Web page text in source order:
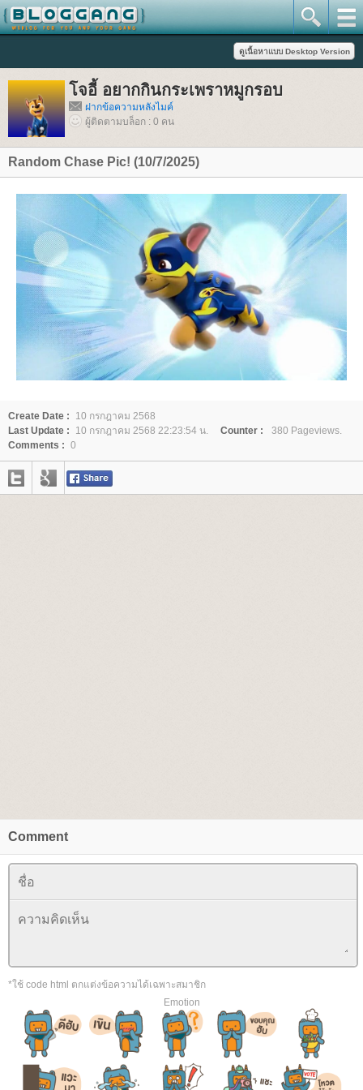
จอี้ อยากกินกระเพราหมูกรอบ
ฝากข้อความหลังไมค์
ผู้ติดตามบล็อก : 0 คน
Random Chase Pic! (10/7/2025)
Create Date :
10 กรกฎาคม 2568
Last Update :
10 กรกฎาคม 2568 22:23:54 น. Counter :
380 Pageviews.
Comments : 0
Comment
*ใช้ code html ตกแต่งข้อความได้เฉพาะสมาชิก
Emotion